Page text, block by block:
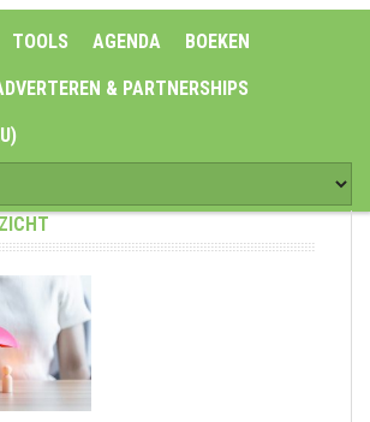
TOOLS AGENDA BOEKEN
& PARTNERSHIPS